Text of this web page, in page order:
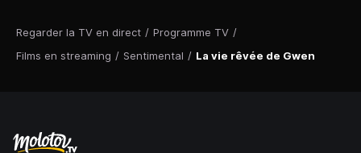
Regarder la TV en direct / Programme TV /
Films en streaming / Sentimental / La vie rêvée de Gwen